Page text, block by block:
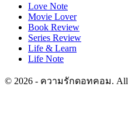
Love Note
Movie Lover
Book Review
Series Review
Life & Learn
Life Note
© 2026 - ความรักดอทคอม. All